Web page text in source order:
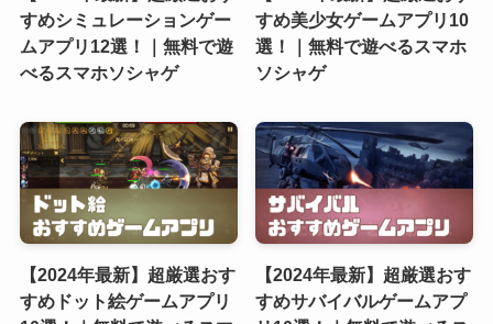
すめシミュレーションゲー
ムアプリ12選！｜無料で遊
べるスマホソシャゲ
すめ美少女ゲームアプリ10
選！｜無料で遊べるスマホ
ソシャゲ
【2024年最新】超厳選おす
すめドット絵ゲームアプリ
【2024年最新】超厳選おす
すめサバイバルゲームアプ